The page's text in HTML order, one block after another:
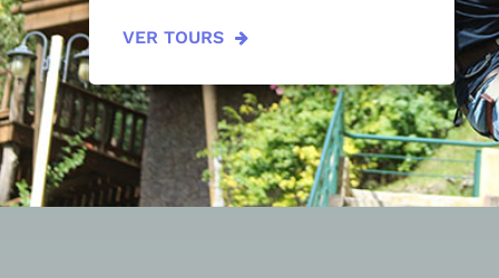
VER TOURS